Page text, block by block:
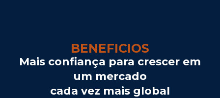
BENEFICIOS
Mais confiança para crescer em
um mercado
cada vez mais global